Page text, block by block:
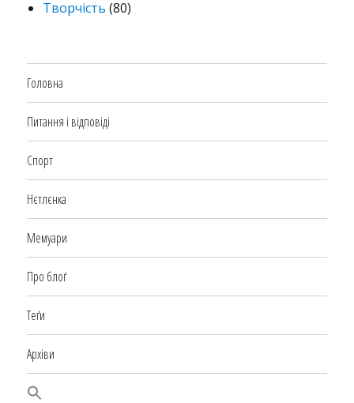
Творчість (80)
Головна
Питання і відповіді
Спорт
Нєтлєнка
Мемуари
Про блоґ
Теґи
Архіви
Search
SEARCH BUTTON